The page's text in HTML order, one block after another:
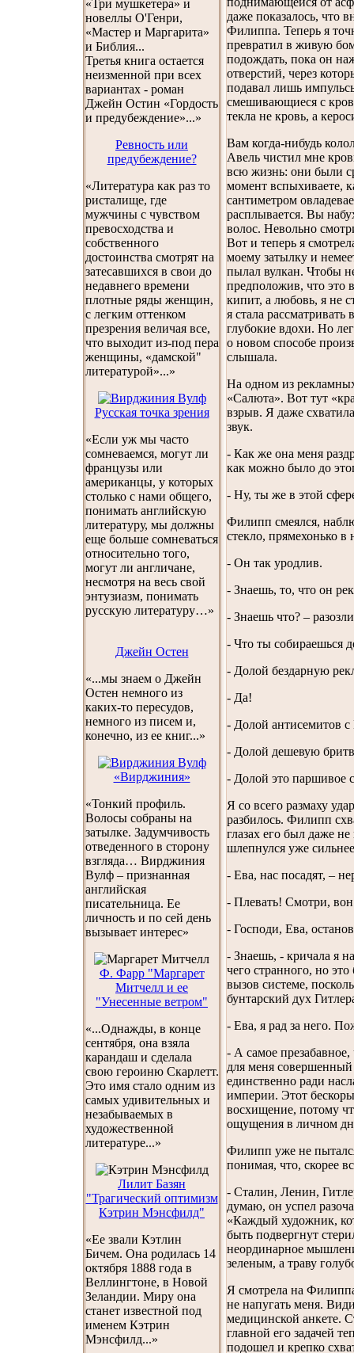
«Три мушкетера» и
новеллы О'Генри,
«Мастер и Маргарита»
и Библия...
Третья книга остается
неизменной при всех
вариантах - роман
Джейн Остин «Гордость
и предубеждение»...»
Ревность или
предубеждение?
«Литература как раз то
ристалище, где
мужчины с чувством
превосходства и
собственного
достоинства смотрят на
затесавшихся в свои до
недавнего времени
плотные ряды женщин,
с легким оттенком
презрения величая все,
что выходит из-под пера
женщины, «дамской"
литературой»...»
Русская точка зрения
«Если уж мы часто
сомневаемся, могут ли
французы или
американцы, у которых
столько с нами общего,
понимать английскую
литературу, мы должны
еще больше сомневаться
относительно того,
могут ли англичане,
несмотря на весь свой
энтузиазм, понимать
русскую литературу…»
Джейн Остен
«...мы знаем о Джейн
Остен немного из
каких-то пересудов,
немного из писем и,
конечно, из ее книг...»
«Вирджиния»
«Тонкий профиль.
Волосы собраны на
затылке. Задумчивость
отведенного в сторону
взгляда… Вирджиния
Вулф – признанная
английская
писательница. Ее
личность и по сей день
вызывает интерес»
Ф. Фарр "Маргарет
Митчелл и ее
"Унесенные ветром"
«...Однажды, в конце
сентября, она взяла
карандаш и сделала
свою героиню Скарлетт.
Это имя стало одним из
самых удивительных и
незабываемых в
художественной
литературе...»
Лилит Базян
"Трагический оптимизм
Кэтрин Мэнсфилд"
«Ее звали Кэтлин
Бичем. Она родилась 14
октября 1888 года в
Веллингтоне, в Новой
Зеландии. Миру она
станет известной под
именем Кэтрин
Мэнсфилд...»
даже показалось, что
Филиппа. Теперь я
превратил в живую
подождать, пока он
отверстий, через
подавал лишь
смешивающиеся с
текла не кровь, а
Вам когда-нибудь
Авель чистил мне
всю жизнь: они были
момент вспыхиваете,
сантиметром
расплывается. Вы
волос. Невольно
Вот и теперь я
моему затылку и
пылал вулкан. Чтобы
предположив, что это
кипит, а любовь, я не
я стала
глубокие вдохи. Но
о новом способе
слышала.
На одном из
«Салюта». Вот тут
взрыв. Я даже
звук.
- Как же она меня
как можно было до
- Ну, ты же в этой
Филипп смеялся,
стекло, прямехонько в
- Он так уродлив.
- Знаешь, то, что он
- Знаешь что? –
- Что ты собираешься
- Долой бездарную
- Да!
- Долой антисемитов
- Долой дешевую
- Долой это паршивое
Я со всего размаху
разбилось. Филипп
глазах его был даже
шлепнулся уже
- Ева, нас посадят, –
- Плевать! Смотри,
- Господи, Ева,
- Знаешь, - кричала я
чего странного, но
вызов системе,
бунтарский дух
- Ева, я рад за него.
- А самое
для меня совершенный
единственно ради
империи. Этот
восхищение, потому
ощущения в личном
Филипп уже не
понимая, что, скорее
- Сталин, Ленин,
думаю, он успел
«Каждый художник,
быть подвергнут
неординарное
зеленым, а траву
Я смотрела на
не напугать меня.
медицинской анкете.
главной его задачей
подошел и крепко